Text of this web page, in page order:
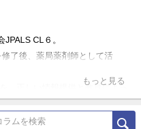
CL６。
了後、薬局薬剤師として活
、正しい情報提供と教育によっ
」を使って科学的根拠に基づ
もっと見る